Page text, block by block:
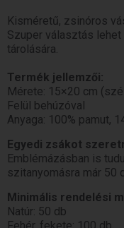
Kisméretű, zsinóros
Szuper választás
tárolására.
Termék jellemzői:
Mérete: 15×20 cm
Felül behúzóval
Anyaga: 100% pamut,
Egyedi zsákot
Emblémázásban is
szitanyomásra már 50
Minimális rendelési
Natúr: 50 db
Fehér, fekete: 100 db